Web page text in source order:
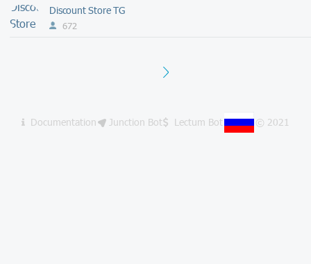
Discount Store TG
672
Next
Documentation Junction Bot Lectum Bot © 2021